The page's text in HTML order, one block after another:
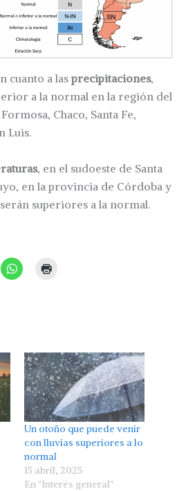
cuanto a lasprecipitaciones,
a la normal en la región del
Chaco, Santa Fe,
Luis.
, en el sudoeste de Santa
en la provincia de Córdoba y
superiores a la normal.
Un otoño que puede venir
con lluvias superiores a lo
normal
15 abril, 2025
En "Interés general"